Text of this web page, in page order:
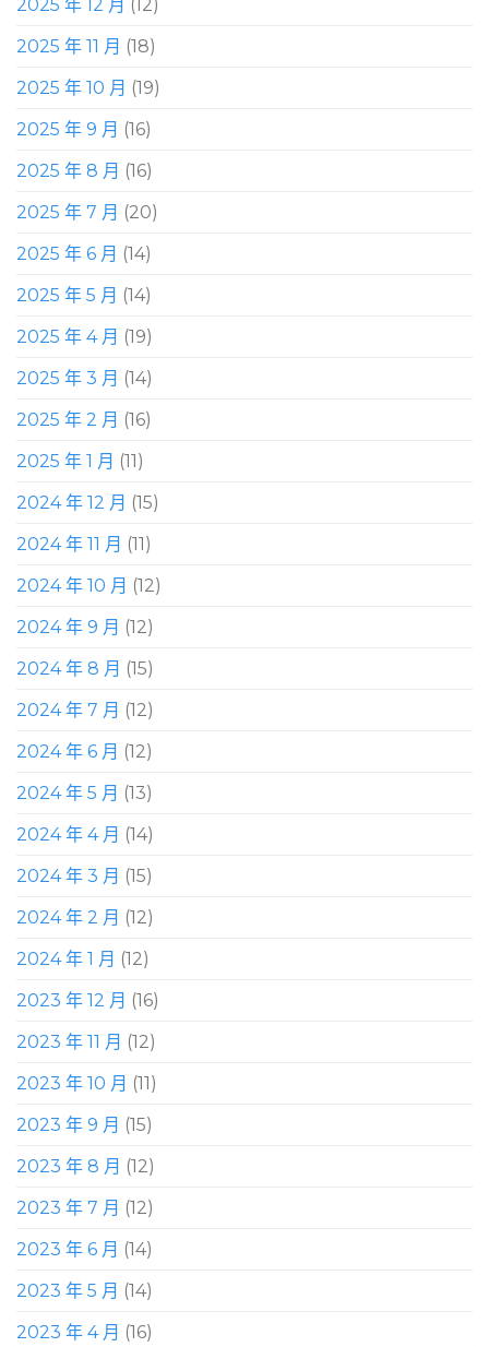
2025 年 12 月 (12)
2025 年 11 月 (18)
2025 年 10 月 (19)
2025 年 9 月 (16)
2025 年 8 月 (16)
2025 年 7 月 (20)
2025 年 6 月 (14)
2025 年 5 月 (14)
2025 年 4 月 (19)
2025 年 3 月 (14)
2025 年 2 月 (16)
2025 年 1 月 (11)
2024 年 12 月 (15)
2024 年 11 月 (11)
2024 年 10 月 (12)
2024 年 9 月 (12)
2024 年 8 月 (15)
2024 年 7 月 (12)
2024 年 6 月 (12)
2024 年 5 月 (13)
2024 年 4 月 (14)
2024 年 3 月 (15)
2024 年 2 月 (12)
2024 年 1 月 (12)
2023 年 12 月 (16)
2023 年 11 月 (12)
2023 年 10 月 (11)
2023 年 9 月 (15)
2023 年 8 月 (12)
2023 年 7 月 (12)
2023 年 6 月 (14)
2023 年 5 月 (14)
2023 年 4 月 (16)